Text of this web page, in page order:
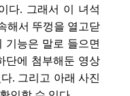
다. 그래서 이 녀석
해서 뚜껑을 열고닫
기능은 말로 들으면
단에 첨부해둔 영상
. 그리고 아래 사진